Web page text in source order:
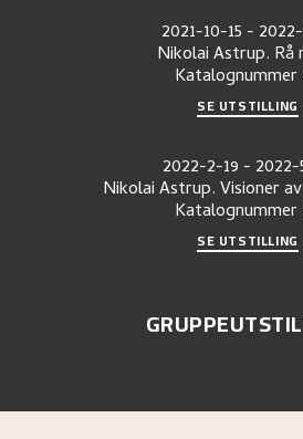
2021-10-15-
Nikolai Astrup. Rå
Katalognummer
SE UTSTILLING
2022-2-19-
Nikolai Astrup. Visioner
Katalognummer
SE UTSTILLING